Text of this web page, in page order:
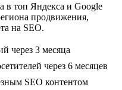
в топ Яндекса и Google
продвижения,
на SEO.
через 3 месяца
через 6 месяцев
SEO контентом